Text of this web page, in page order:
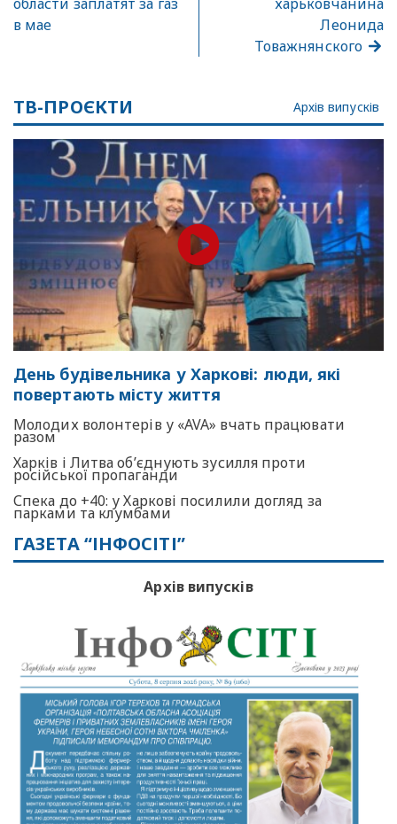
в мае
Леонида
Товажнянского
ТВ-ПРОЄКТИ Архів випусків
День будівельника у Харкові: люди, які
повертають місту життя
Молодих волонтерів у «AVA» вчать працювати
разом
Харків і Литва об’єднують зусилля проти
російської пропаганди
Спека до +40: у Харкові посилили догляд за
парками та клумбами
ГАЗЕТА “ІНФОСІТІ”
Архів випусків